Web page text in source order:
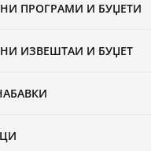
ПРОГРАМИ И БУЏЕТИ
ИЗВЕШТАИ И БУЏЕТ